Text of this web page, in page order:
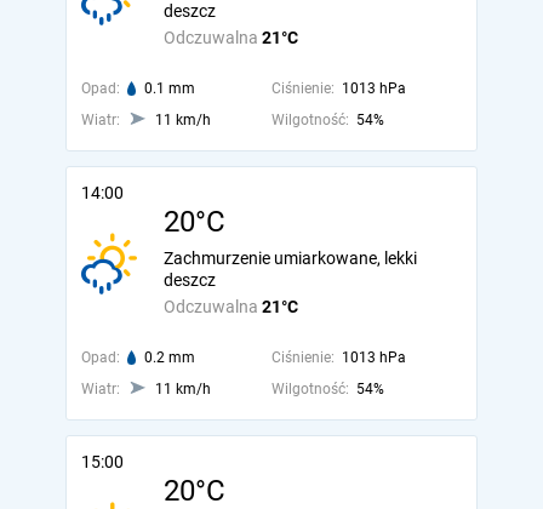
Odczuwalna 21°C
deszcz
Opad: 0.1 mm Ciśnienie: 1013 hPa
Wiatr:
11 km/h Wilgotność: 54%
14:00
20°C
Odczuwalna 21°C
Zachmurzenie umiarkowane, lekki
deszcz
Opad: 0.2 mm Ciśnienie: 1013 hPa
Wiatr:
11 km/h Wilgotność: 54%
15:00
20°C